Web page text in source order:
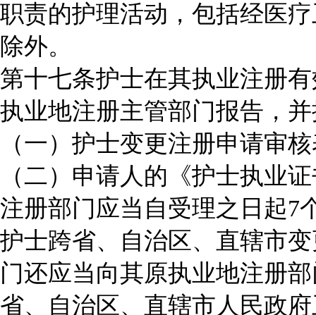
职责的护理活动，包括经医
除外。
第十七条护士在其执业注册
执业地注册主管部门报告，
（一）护士变更注册申请审
（二）申请人的《护士执业
注册部门应当自受理之日起7
护士跨省、自治区、直辖市
门还应当向其原执业地注册
省、自治区、直辖市人民政